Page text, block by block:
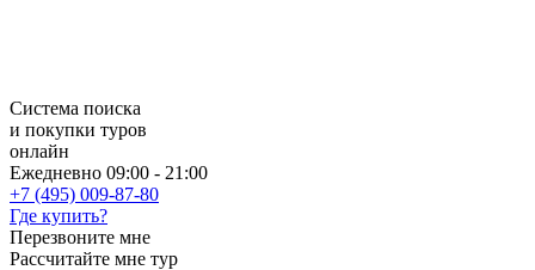
Система поиска
и покупки туров
онлайн
Ежедневно 09:00 - 21:00
+7 (495) 009-87-80
Где купить?
Перезвоните мне
Рассчитайте мне тур